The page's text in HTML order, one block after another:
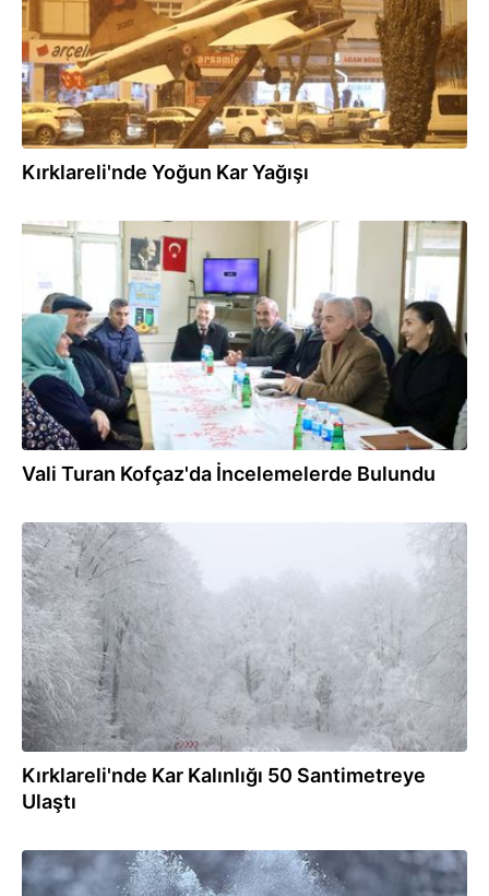
Kırklareli'nde Yoğun Kar Yağışı
10.02.2025
Vali Turan Kofçaz'da İncelemelerde Bulundu
15.01.2025
Kırklareli'nde Kar Kalınlığı 50 Santimetreye
Ulaştı
14.01.2025